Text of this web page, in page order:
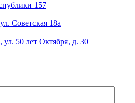
157
Советская 18а
ул. 50 лет Октября, д. 30